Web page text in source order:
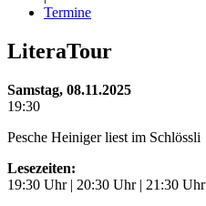
Termine
LiteraTour
Samstag, 08.11.2025
19:30
Pesche Heiniger liest im Schlössli
Lesezeiten:
19:30 Uhr | 20:30 Uhr | 21:30 Uhr